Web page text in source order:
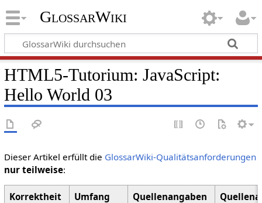
GlossarWiki
HTML5-Tutorium: JavaScript:
Hello World 03
Dieser Artikel erfüllt die GlossarWiki-Qualitätsanforderungen
nur teilweise: